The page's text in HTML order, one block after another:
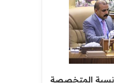
المتخصصة